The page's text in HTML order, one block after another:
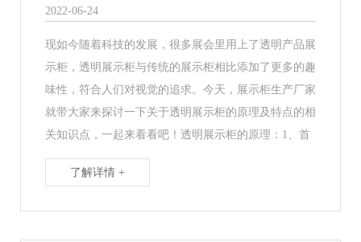
2022-06-24
现如今随着科技的发展，很多展会里用上了透明产品展
示柜，透明展示柜与传统的展示柜相比添加了更多的趣
味性，符合人们对视觉的追求。今天，展示柜生产厂家
就带大家来探讨一下关于透明展示柜的原理及特点的相
关知识点，一起来看看吧！透明展示柜的原理：1、首
了解详情 +